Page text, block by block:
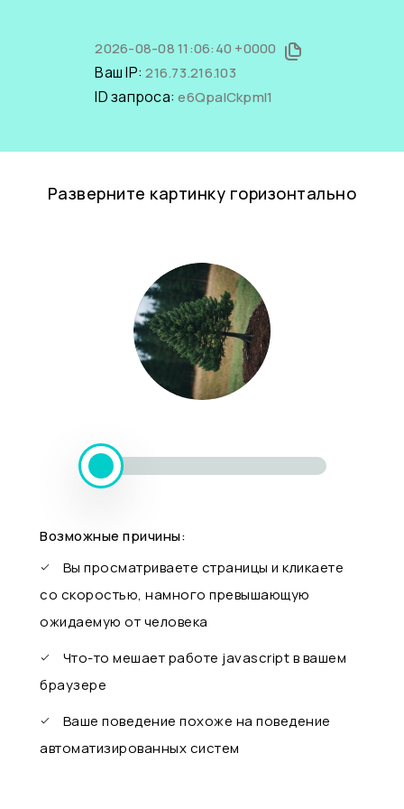
2026-08-08 11:06:40 +0000
Ваш IP:216.73.216.103
ID запроса:e6QpaICkpmI1
Разверните картинку горизонтально
Возможные причины:
Вы просматриваете страницы и кликаете
со скоростью, намного превышающую
ожидаемую от человека
Что-то мешает работе javascript в вашем
браузере
Ваше поведение похоже на поведение
автоматизированных систем